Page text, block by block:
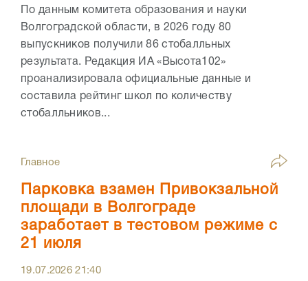
По данным комитета образования и науки
Волгоградской области, в 2026 году 80
выпускников получили 86 стобалльных
результата. Редакция ИА «Высота102»
проанализировала официальные данные и
составила рейтинг школ по количеству
стобалльников...
Главное
Парковка взамен Привокзальной
площади в Волгограде
заработает в тестовом режиме с
21 июля
19.07.202621:40